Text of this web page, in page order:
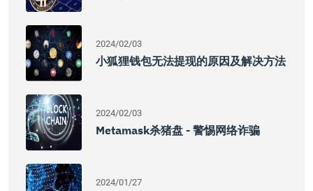
2024/02/03
小狐狸钱包无法提现的原因及解决方法
2024/02/03
Metamask杀猪盘 - 警惕网络诈骗
2024/01/27